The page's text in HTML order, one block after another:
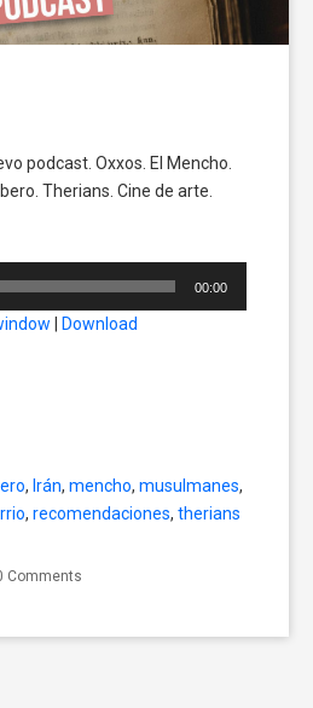
podcast. Oxxos. El Mencho.
Therians. Cine de arte.
00:00
| Download
, Irán, mencho, musulmanes,
, recomendaciones, therians
Comments